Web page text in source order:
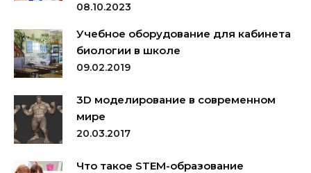
08.10.2023
Учебное оборудование для кабинета
биологии в школе
09.02.2019
3D моделирование в современном
мире
20.03.2017
Что такое STEM-образование